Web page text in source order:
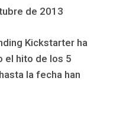
de 2013
Kickstarter ha
el hito de los 5
la fecha han